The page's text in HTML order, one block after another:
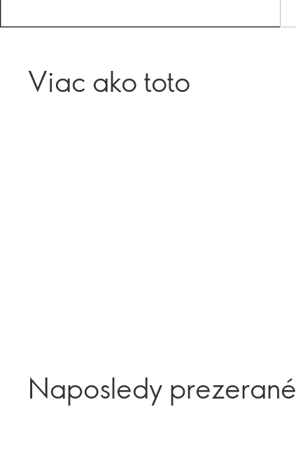
Viac ako toto
Naposledy prezerané